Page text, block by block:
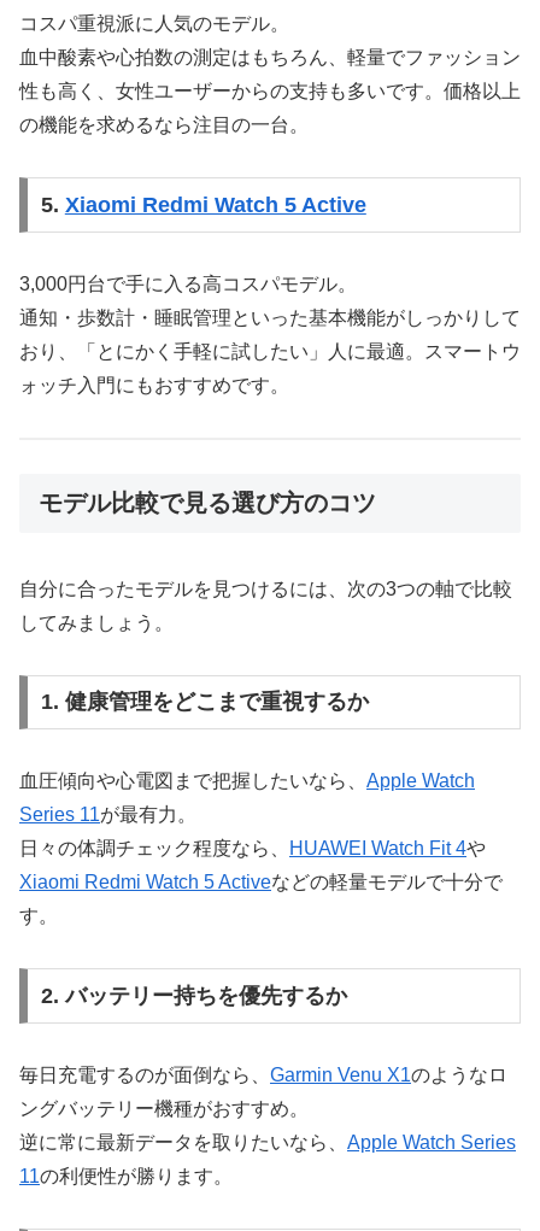
コスパ重視派に人気のモデル。
血中酸素や心拍数の測定はもちろん、軽量でファッション
性も高く、女性ユーザーからの支持も多いです。価格以上
の機能を求めるなら注目の一台。
5. Xiaomi Redmi Watch 5 Active
3,000円台で手に入る高コスパモデル。
通知・歩数計・睡眠管理といった基本機能がしっかりして
おり、「とにかく手軽に試したい」人に最適。スマートウ
ォッチ入門にもおすすめです。
モデル比較で見る選び方のコツ
自分に合ったモデルを見つけるには、次の3つの軸で比較
してみましょう。
1. 健康管理をどこまで重視するか
血圧傾向や心電図まで把握したいなら、 Apple Watch
Series 11が最有力。
日々の体調チェック程度なら、
HUAWEI Watch Fit 4や
Xiaomi Redmi Watch 5 Activeなどの軽量モデルで十分で
す。
2. バッテリー持ちを優先するか
毎日充電するのが面倒なら、 Garmin Venu X1のようなロ
ングバッテリー機種がおすすめ。
逆に常に最新データを取りたいなら、 Apple Watch Series
11の利便性が勝ります。